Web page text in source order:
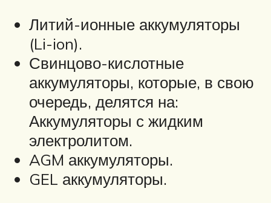
Литий-ионные аккумуляторы
(Li-ion).
Свинцово-кислотные
аккумуляторы, которые, в свою
очередь, делятся на:
Аккумуляторы с жидким
электролитом.
AGM аккумуляторы.
GEL аккумуляторы.